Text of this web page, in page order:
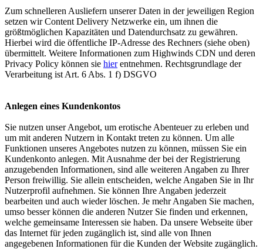
Zum schnelleren Ausliefern unserer Daten in der jeweiligen Region
setzen wir Content Delivery Netzwerke ein, um ihnen die
größtmöglichen Kapazitäten und Datendurchsatz zu gewähren.
Hierbei wird die öffentliche IP-Adresse des Rechners (siehe oben)
übermittelt. Weitere Informationen zum Highwinds CDN und deren
Privacy Policy können sie hierentnehmen. Rechtsgrundlage der
Verarbeitung ist Art. 6 Abs. 1 f) DSGVO
Anlegen eines Kundenkontos
Sie nutzen unser Angebot, um erotische Abenteuer zu erleben und
um mit anderen Nutzern in Kontakt treten zu können. Um alle
Funktionen unseres Angebotes nutzen zu können, müssen Sie ein
Kundenkonto anlegen. Mit Ausnahme der bei der Registrierung
anzugebenden Informationen, sind alle weiteren Angaben zu Ihrer
Person freiwillig. Sie allein entscheiden, welche Angaben Sie in Ihr
Nutzerprofil aufnehmen. Sie können Ihre Angaben jederzeit
bearbeiten und auch wieder löschen. Je mehr Angaben Sie machen,
umso besser können die anderen Nutzer Sie finden und erkennen,
welche gemeinsame Interessen sie haben. Da unsere Webseite über
das Internet für jeden zugänglich ist, sind alle von Ihnen
angegebenen Informationen für die Kunden der Website zugänglich.